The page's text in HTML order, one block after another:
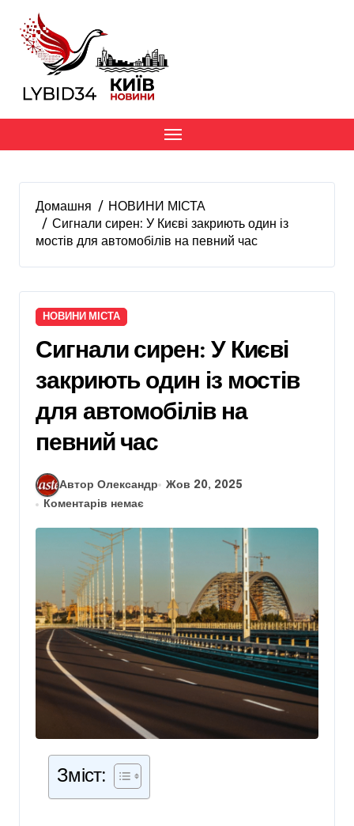
вмісту
Домашня
НОВИНИ МІСТА
Сигнали сирен: У Києві закриють один із
мостів для автомобілів на певний час
НОВИНИ МІСТА
Сигнали сирен: У Києві
закриють один із мостів
для автомобілів на
певний час
Автор Олександр
Жов 20, 2025
Коментарів немає
Зміст: